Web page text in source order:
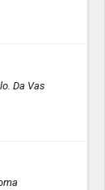
Da Vas